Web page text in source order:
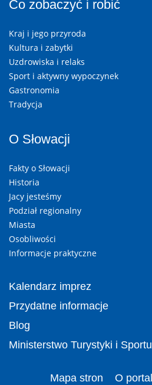
Co zobaczyć i robić
Kraj i jego przyroda
Kultura i zabytki
Uzdrowiska i relaks
Sport i aktywny wypoczynek
Gastronomia
Tradycja
O Słowacji
Fakty o Słowacji
Historia
Jacy jesteśmy
Podział regionalny
Miasta
Osobliwości
Informacje praktyczne
Kalendarz imprez
Przydatne informacje
Blog
Ministerstwo Turystyki i
Mapa stron O